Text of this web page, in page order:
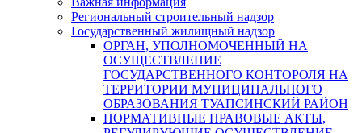
Региональный строительный надзор
Государственный жилищный надзор
ОРГАН, УПОЛНОМОЧЕННЫЙ НА
ОСУЩЕСТВЛЕНИЕ
ГОСУДАРСТВЕННОГО КОНТОРОЛЯ НА
ТЕРРИТОРИИ МУНИЦИПАЛЬНОГО
ОБРАЗОВАНИЯ ТУАПСИНСКИЙ РАЙОН
НОРМАТИВНЫЕ ПРАВОВЫЕ АКТЫ,